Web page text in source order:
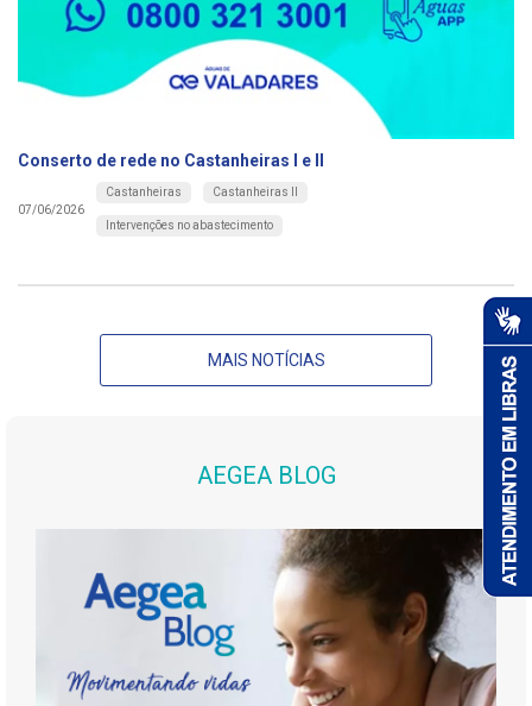
Conserto de rede no Castanheiras I e II
07/06/2026
Castanheiras Castanheiras II
Intervenções no abastecimento
MAIS NOTÍCIAS
AEGEA BLOG